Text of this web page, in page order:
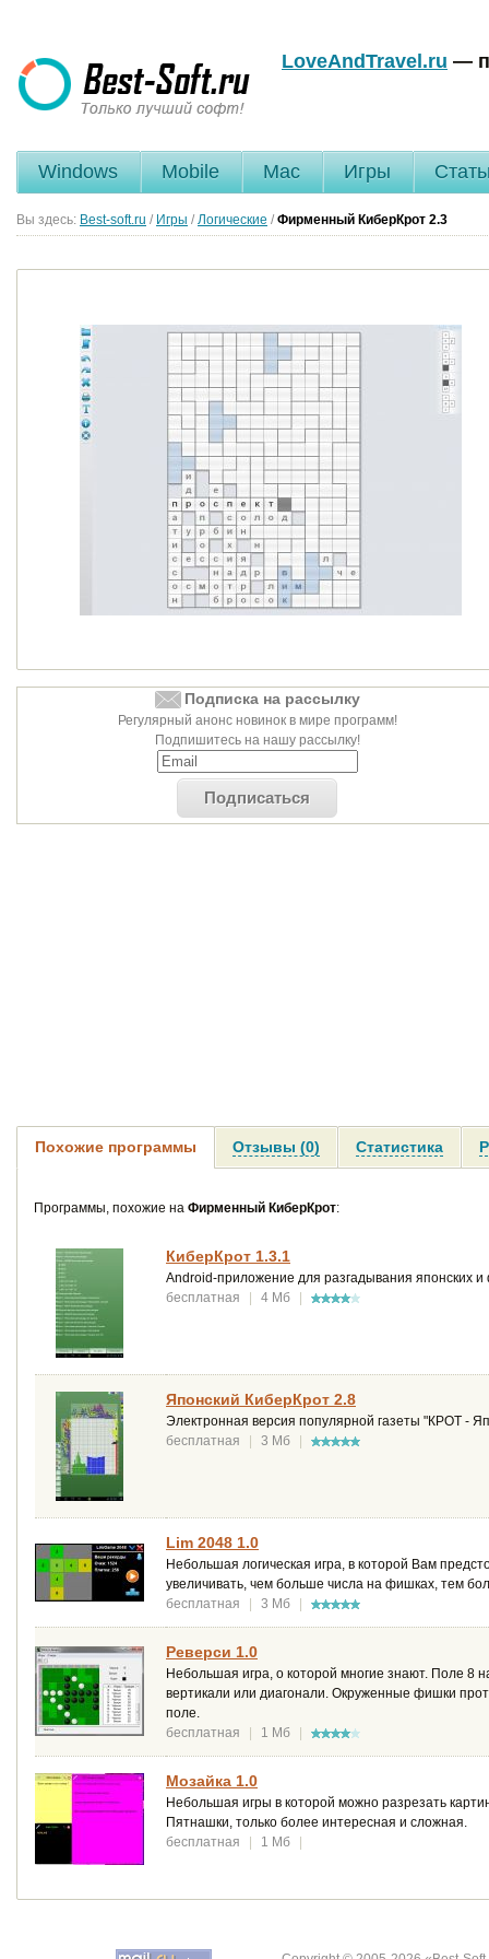
LoveAndTravel.ru —
Windows Mobile Mac Игры
Вы здесь: Best-soft.ru / Игры / Логические / Фирменный КиберКрот 2.3
Подписка на рассылку
Регулярный анонс новинок в мире программ!
Подпишитесь на нашу рассылку!
Подписаться
Похожие программы Отзывы (0) Статистика
Программы, похожие на Фирменный КиберКрот:
КиберКрот 1.3.1
Android-приложение для разгадывания японских и
бесплатная
| 4 Мб |
Японский КиберКрот 2.8
Электронная версия популярной газеты "КРОТ -
бесплатная
| 3 Мб |
Lim 2048 1.0
Небольшая логическая игра, в которой Вам
увеличивать, чем больше числа на фишках, тем
бесплатная
| 3 Мб |
Реверси 1.0
Небольшая игра, о которой многие знают. Поле 8
вертикали или диагонали. Окруженные фишки
поле.
бесплатная
| 1 Мб |
Мозайка 1.0
Небольшая игры в которой можно разрезать
Пятнашки, только более интересная и сложная.
бесплатная
| 1 Мб |